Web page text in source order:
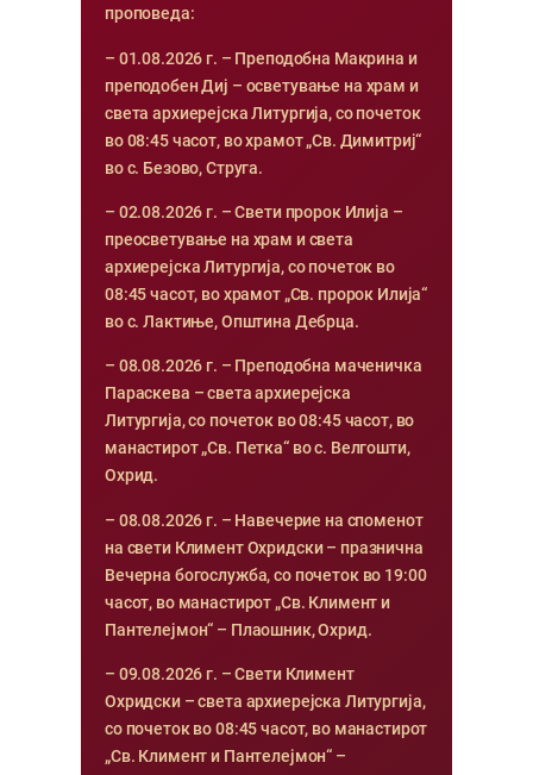
проповеда:
– 01.08.2026 г. – Преподобна Макрина и
преподобен Диј – осветување на храм и
света архиерејска Литургија, со почеток
во 08:45 часот, во храмот „Св. Димитриј“
во с. Безово, Струга.
– 02.08.2026 г. – Свети пророк Илија –
преосветување на храм и света
архиерејска Литургија, со почеток во
08:45 часот, во храмот „Св. пророк Илија“
во с. Лактиње, Општина Дебрца.
– 08.08.2026 г. – Преподобна маченичка
Параскева – света архиерејска
Литургија, со почеток во 08:45 часот, во
манастирот „Св. Петка“ во с. Велгошти,
Охрид.
– 08.08.2026 г. – Навечерие на споменот
на свети Климент Охридски – празнична
Вечерна богослужба, со почеток во 19:00
часот, во манастирот „Св. Климент и
Пантелејмон“ – Плаошник, Охрид.
– 09.08.2026 г. – Свети Климент
Охридски – света архиерејска Литургија,
со почеток во 08:45 часот, во манастирот
„Св. Климент и Пантелејмон“ –